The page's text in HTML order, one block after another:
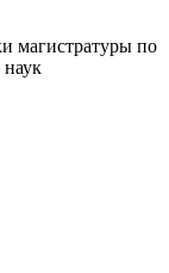
магистратуры по
наук